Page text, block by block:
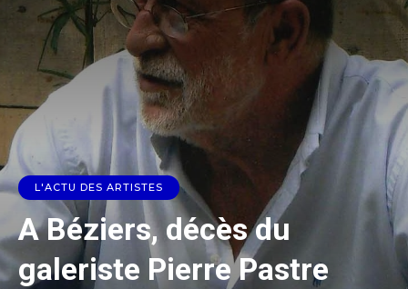
L'ACTU DES ARTISTES
A Béziers, décès du
galeriste Pierre Pastre